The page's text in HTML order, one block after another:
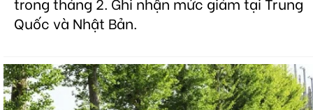
Quốc và Nhật Bản.